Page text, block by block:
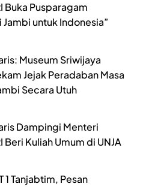
Buka Pusparagam
untuk Indonesia”
Museum Sriwijaya
Jejak Peradaban Masa
Secara Utuh
Dampingi Menteri
Beri Kuliah Umum di UNJA
1 Tanjabtim, Pesan